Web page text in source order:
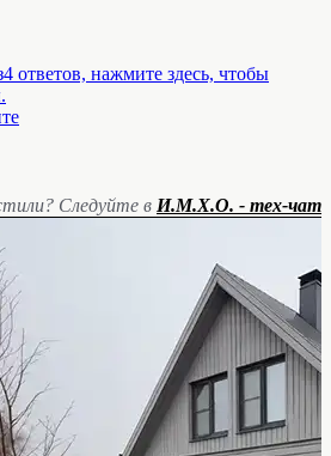
ответов, нажмите здесь, чтобы
Следуйте в И.М.Х.О. - тех-чат